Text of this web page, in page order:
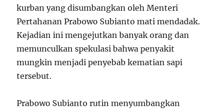
kurban yang disumbangkan oleh Menteri
Pertahanan Prabowo Subianto mati mendadak.
Kejadian ini mengejutkan banyak orang dan
memunculkan spekulasi bahwa penyakit
mungkin menjadi penyebab kematian sapi
tersebut.
Prabowo Subianto rutin menyumbangkan